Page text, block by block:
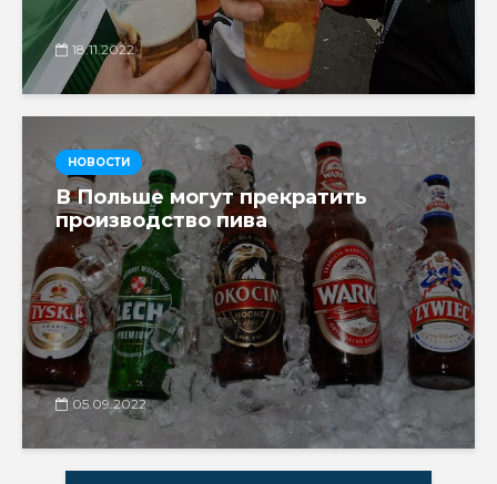
18.11.2022
НОВОСТИ
В Польше могут прекратить
производство пива
05.09.2022